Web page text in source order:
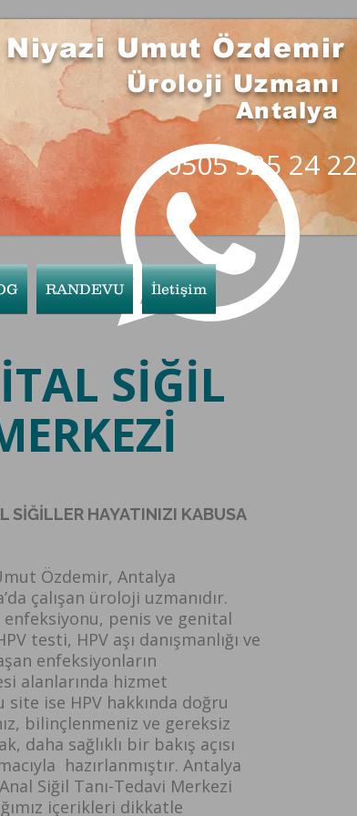
Niyazi Umut Özdemir
Üroloji Uzmanı
Antalya
0505 525 24 22
RANDEVU İletişim
SİĞİL
SİĞİLLER HAYATINIZI KABUSA
Özdemir, Antalya
çalışan üroloji uzmanıdır.
enfeksiyonu, penis ve genital
testi, HPV aşı danışmanlığı ve
enfeksiyonların
alanlarında hizmet
ise HPV hakkında doğru
bilinçlenmeniz ve gereksiz
daha sağlıklı bir bakış açısı
hazırlanmıştır. Antalya
Siğil Tanı-Tedavi Merkezi
içerikleri dikkatle